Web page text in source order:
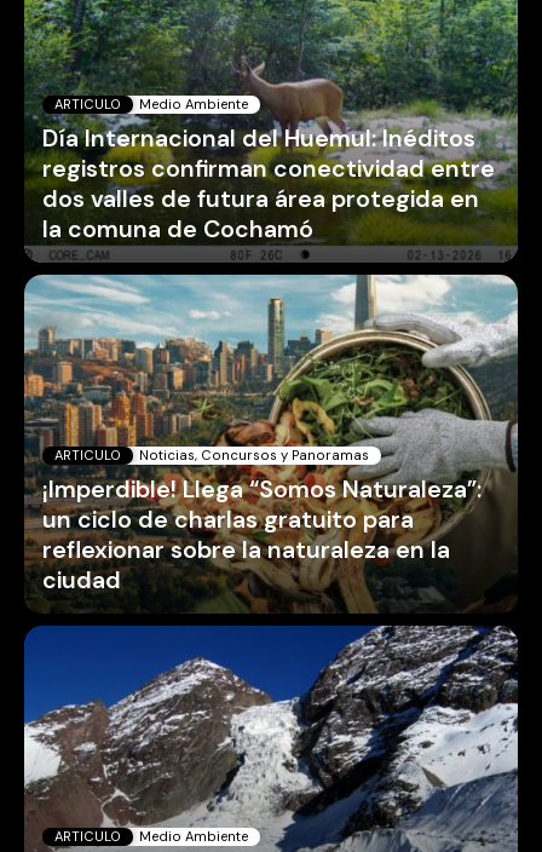
ARTICULO Medio Ambiente
Día Internacional del Huemul: Inéditos
registros confirman conectividad entre
dos valles de futura área protegida en
la comuna de Cochamó
ARTICULO Noticias, Concursos y Panoramas
¡Imperdible! Llega “Somos Naturaleza”:
un ciclo de charlas gratuito para
reflexionar sobre la naturaleza en la
ciudad
ARTICULO Medio Ambiente